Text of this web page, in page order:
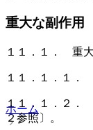
重大な副作用
１１．１． 重
１１．１．１．
１１．１．２．
２参照〕。
ホーム